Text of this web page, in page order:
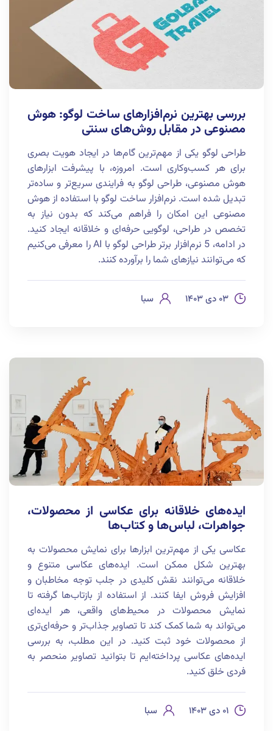
بررسی بهترین نرم‌افزارهای ساخت لوگو: هوش
مصنوعی در مقابل روش‌های سنتی
طراحی لوگو یکی از مهم‌ترین گام‌ها در ایجاد هویت بصری
برای هر کسب‌وکاری است. امروزه، با پیشرفت ابزارهای
هوش مصنوعی، طراحی لوگو به فرایندی سریع‌تر و ساده‌تر
تبدیل شده است. نرم‌افزار ساخت لوگو با استفاده از هوش
مصنوعی این امکان را فراهم می‌کند که بدون نیاز به
تخصص در طراحی، لوگویی حرفه‌ای و خلاقانه ایجاد کنید.
در ادامه، 5 نرم‌افزار برتر طراحی لوگو با AI را معرفی می‌کنیم
که می‌توانند نیازهای شما را برآورده کنند.
۰۳ دی ۱۴۰۳ سبا
ایده‌های خلاقانه برای عکاسی از محصولات،
جواهرات، لباس‌ها و کتاب‌ها
عکاسی یکی از مهم‌ترین ابزارها برای نمایش محصولات به
بهترین شکل ممکن است. ایده‌های عکاسی متنوع و
خلاقانه می‌توانند نقش کلیدی در جلب توجه مخاطبان و
افزایش فروش ایفا کنند. از استفاده از بازتاب‌ها گرفته تا
نمایش محصولات در محیط‌های واقعی، هر ایده‌ای
می‌تواند به شما کمک کند تا تصاویر جذاب‌تر و حرفه‌ای‌تری
از محصولات خود ثبت کنید. در این مطلب، به بررسی
ایده‌های عکاسی پرداخته‌ایم تا بتوانید تصاویر منحصر به
فردی خلق کنید.
۰۱ دی ۱۴۰۳ سبا